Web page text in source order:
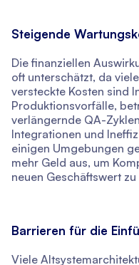
Steigende
Die finanziellen
oft unterschätzt, da
versteckte Kosten sind
Produktionsvorfälle,
verlängernde QA-
Integrationen und
einigen Umgebungen
mehr Geld aus, um
neuen Geschäftswert
Barrieren für die
Viele